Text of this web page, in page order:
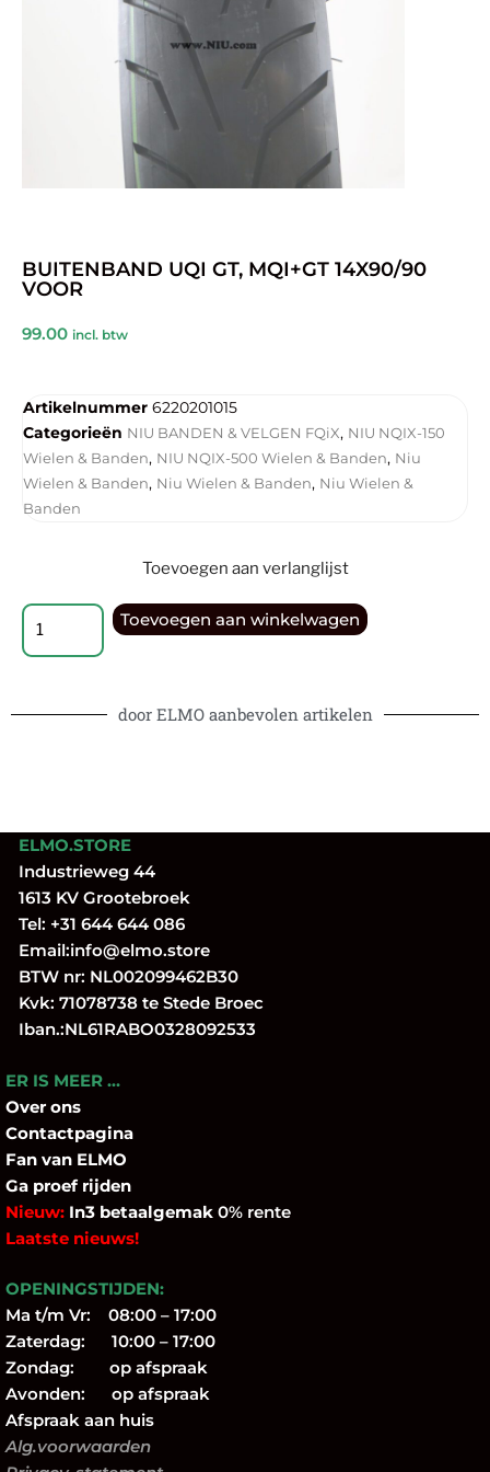
BUITENBAND UQI GT, MQI+GT 14X90/90
VOOR
99.00 incl. btw
Artikelnummer 6220201015
Categorieën NIU BANDEN & VELGEN FQiX, NIU NQIX-150
Wielen & Banden, NIU NQIX-500 Wielen & Banden, Niu
Wielen & Banden, Niu Wielen & Banden, Niu Wielen &
Banden
Toevoegen aan verlanglijst
Toevoegen aan winkelwagen
door ELMO aanbevolen artikelen
ELMO.STORE
Industrieweg 44
1613 KV Grootebroek
Tel: +31 644 644 086
Email:info@elmo.store
BTW nr: NL002099462B30
Kvk: 71078738 te Stede Broec
Iban.:NL61RABO0328092533
ER IS MEER …
Over ons
Contactpagina
Fan van ELMO
Ga proef rijden
Nieuw: In3 betaalgemak 0% rente
Laatste nieuws!
OPENINGSTIJDEN:
Ma t/m Vr: 08:00 – 17:00
Zaterdag: 10:00 – 17:00
Zondag: op afspraak
Avonden: op afspraak
Afspraak aan huis
Alg.voorwaarden